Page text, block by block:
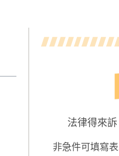
法律得來訴
非急件可填寫